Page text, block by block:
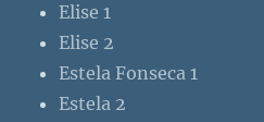
Elise 1
Elise 2
Estela Fonseca 1
Estela 2